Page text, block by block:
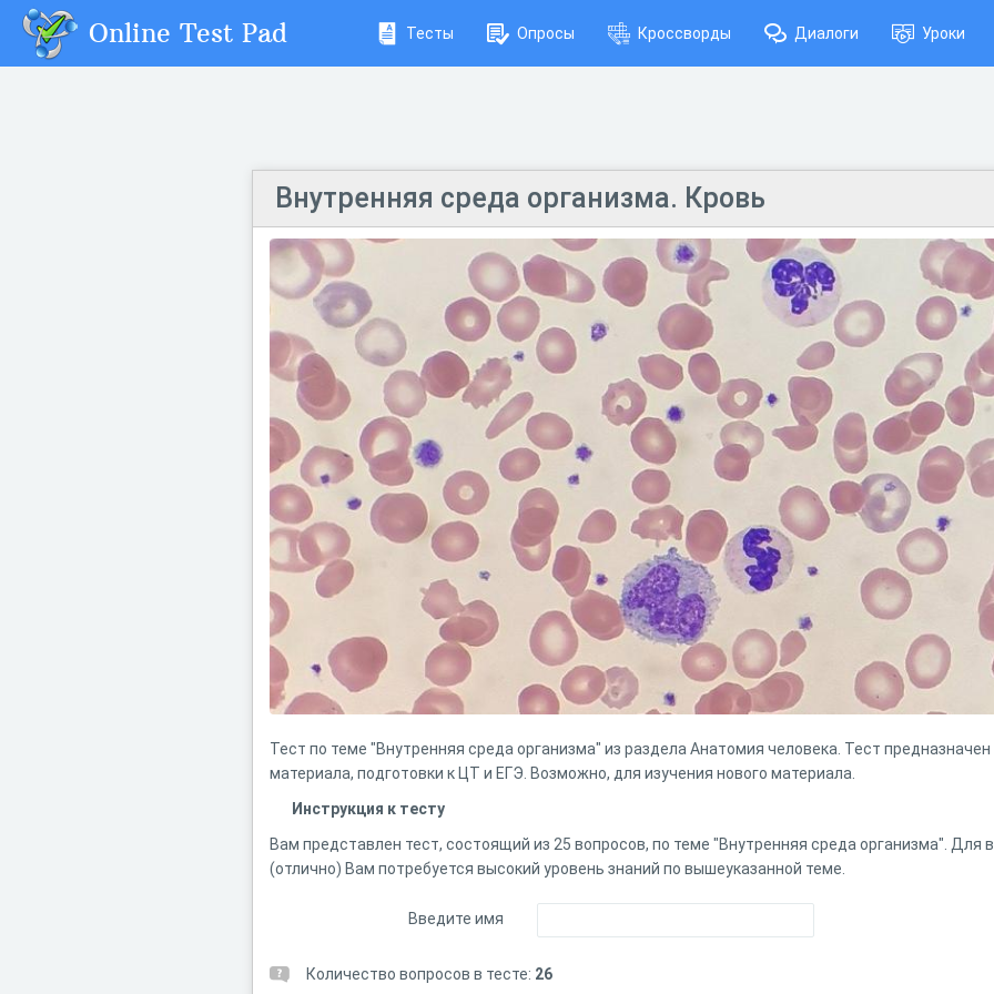
Online Test Pad Тесты Опросы Кроссворды Диалоги Уроки
Внутренняя среда организма. Кровь
Тест по теме "Внутренняя среда организма" из раздела Анатомия человека. Тест
материала, подготовки к ЦТ и ЕГЭ. Возможно, для изучения нового материала.
Инструкция к тесту
Вам представлен тест, состоящий из 25 вопросов, по теме "Внутренняя среда организма". Для
(отлично) Вам потребуется высокий уровень знаний по вышеуказанной теме.
Введите имя
Количество вопросов в тесте: 26